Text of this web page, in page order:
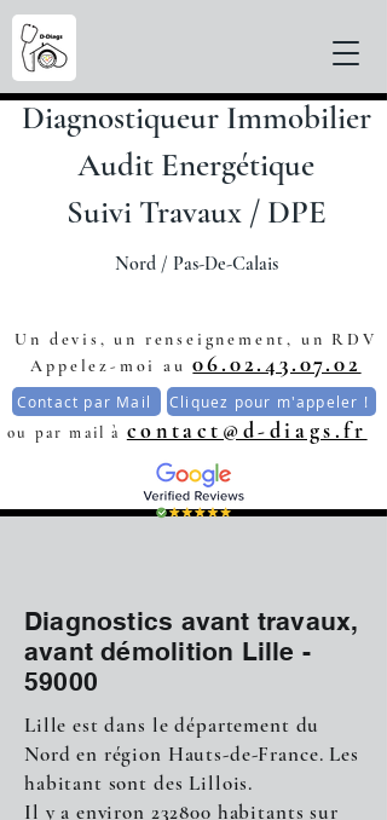
Un devis, un renseignement, un RDV
Appelez-moi au06.02.43.07.02
Cliquez pour m'appeler !
ou par mail à contact@d-diags.fr
Contact par Mail
Diagnostiqueur Immobilier
Audit Energétique
Suivi Travaux / DPE
Nord / Pas-De-Calais
Diagnostics avant travaux,
avant démolition Lille -
59000
Lille est dans le département du
Nord en région Hauts-de-France. Les
habitant sont des Lillois.
Il y a environ 232800 habitants sur